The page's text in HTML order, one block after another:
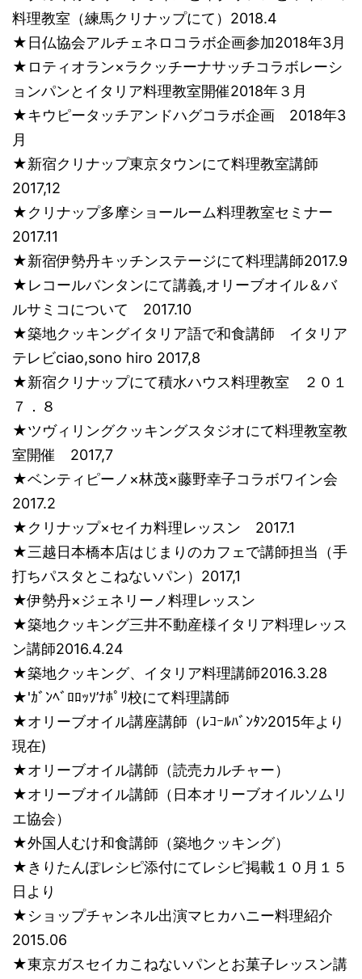
料理教室（練馬クリナップにて）2018.4
★日仏協会アルチェネロコラボ企画参加2018年3月
★ロティオラン×ラクッチーナサッチコラボレーシ
ョンパンとイタリア料理教室開催2018年３月
★キウピータッチアンドハグコラボ企画 2018年3
月
★新宿クリナップ東京タウンにて料理教室講師
2017,12
★クリナップ多摩ショールーム料理教室セミナー
2017.11
★新宿伊勢丹キッチンステージにて料理講師2017.9
★レコールバンタンにて講義,オリーブオイル＆バ
ルサミコについて 2017.10
★築地クッキングイタリア語で和食講師 イタリア
テレビciao,sono hiro 2017,8
★新宿クリナップにて積水ハウス料理教室 ２０１
７．８
★ツヴィリングクッキングスタジオにて料理教室教
室開催 2017,7
★ベンティピーノ×林茂×藤野幸子コラボワイン会
2017.2
★クリナップ×セイカ料理レッスン 2017.1
★三越日本橋本店はじまりのカフェで講師担当（手
打ちパスタとこねないパン）2017,1
★伊勢丹×ジェネリーノ料理レッスン
★築地クッキング三井不動産様イタリア料理レッス
ン講師2016.4.24
★築地クッキング、イタリア料理講師2016.3.28
★'ｶﾞﾝﾍﾞﾛﾛｯｿ’ﾅﾎﾟﾘ校にて料理講師
★オリーブオイル講座講師（ﾚｺｰﾙﾊﾞﾝﾀﾝ2015年より
現在)
★オリーブオイル講師（読売カルチャー）
★オリーブオイル講師（日本オリーブオイルソムリ
エ協会）
★外国人むけ和食講師（築地クッキング）
★きりたんぽレシピ添付にてレシピ掲載１０月１５
日より
★ショップチャンネル出演マヒカハニー料理紹介
2015.06
★東京ガスセイカこねないパンとお菓子レッスン講